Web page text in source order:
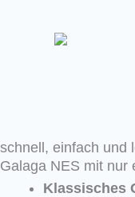
schnell, einfach und
Galaga NES mit nur
Klassisches